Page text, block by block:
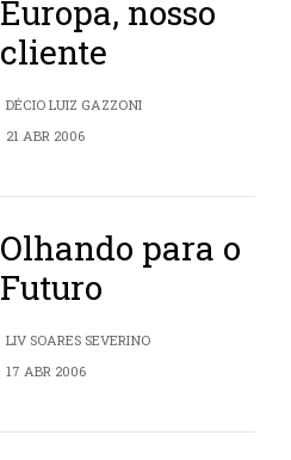
Europa, nosso
cliente
DÉCIO LUIZ GAZZONI
21 ABR 2006
Olhando para o
Futuro
LIV SOARES SEVERINO
17 ABR 2006